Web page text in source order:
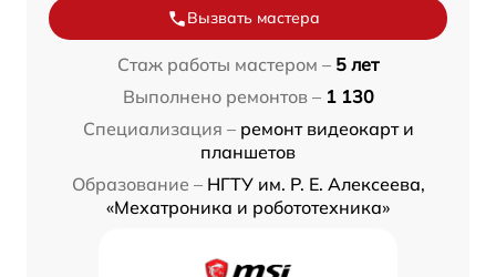
Вызвать мастера
Стаж работы мастером – 5 лет
Выполнено ремонтов – 1 130
Специализация – ремонт видеокарт и
планшетов
Образование – НГТУ им. Р. Е. Алексеева,
«Мехатроника и робототехника»